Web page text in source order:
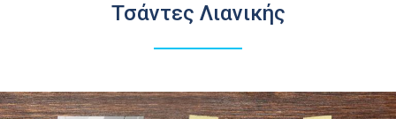
Τσάντες Λιανικής